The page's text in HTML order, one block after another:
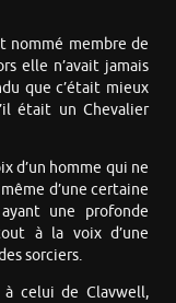
nommé membre de
elle n’avait jamais
que c’était mieux
était un Chevalier
d’un homme qui ne
d’une certaine
une profonde
à la voix d’une
sorciers.
à celui de Clavwell,